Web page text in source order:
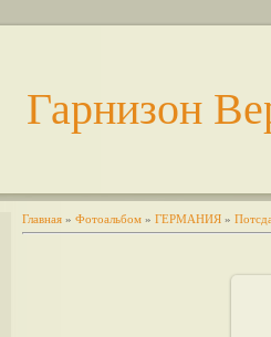
Гарнизон
Главная » Фотоальбом » ГЕРМАНИЯ »